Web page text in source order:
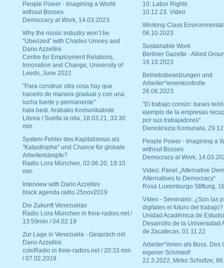
People Power - Imagining a World
without Bosses
Democracy at Work, 14.03.2023
Why the music industry won’t be
“Uberized” with Charles Umney and
Dario Azzellini
Centre for Employment Relations,
Innovation and Change, University of
Leeds, June 2022
"Para construir otra cosa hay que
hacerlo de manera gradual y con una
lucha fuerte y permanente"
hala bedi. Arabako Komunikabide
Librea / Suelta la olla, 18.03.21, 33:30
min
System-Fehler des Kapitalismus als
"Katastrophe" und Chance für globale
Arbeiterkämpfe?
Radio Lora München, 02.06.20, 19:10
min
Interview with Dario Azzellini
black agenda radio 25nov2019
Die Zukunft Venezuelas
Radio Lora München in freie-radios.net /
13:59min / 04.02.19
Zur Lage in Venezuela - Gespräch mit
Dario Azzellini
coloRadio in freie-radios.net / 20:33 min
/ 07.02.2019
10: Labor Rights
10.12.23. Video
Working-Class
06.10.2023
Sustainable Work
Berliner Gazette - Allied
16.10.2023
Betriebsbesetzungen und
Arbeiter*innenkontrolle
26.06.2023
"El trabajo común: bases
ejemplo de la empresas
por sus trabajadores"
Demokrazia Komunala,
People Power - Imagining a
without Bosses
Democracy at Work,
Video: Panel „Alternative
Alternatives to Democracy“
Rosa Luxemburgo Stiftung,
Vídeo - Seminario: ¿Son las
digitales el futuro del trabajo?
Unidad Académica de
Desarrollo de la Universidad
de Zacatecas, 01.11.22
Arbeiter*innen als Boss. Des
eigener Schmied!
22.3.2022, Mirko Schultze, 86